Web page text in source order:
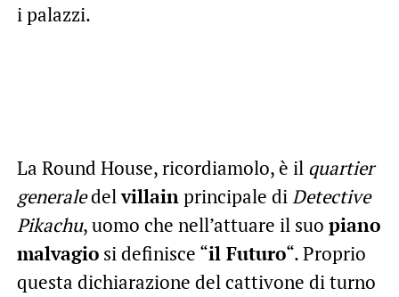
i palazzi.
La Round House, ricordiamolo, è il quartier
generaledelvillainprincipale diDetective
Pikachu, uomo che nell’attuare il suo piano
malvagiosi definisce “il Futuro“. Proprio
questa dichiarazione del cattivone di turno